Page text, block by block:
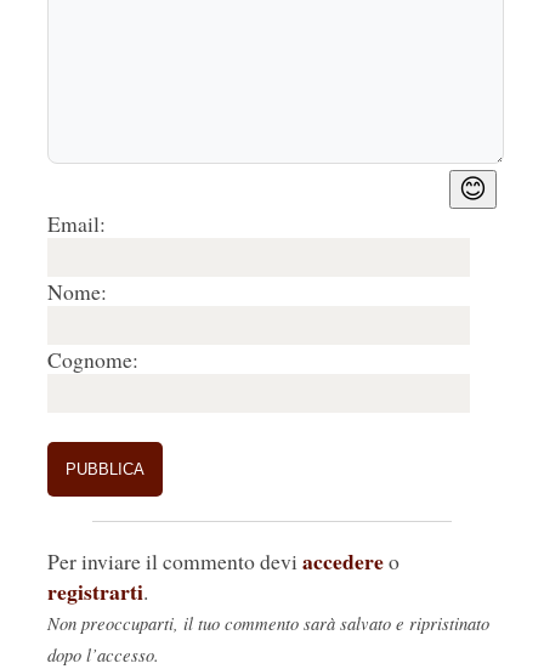
😊
Email:
Nome:
Cognome:
Per inviare il commento devi accedereo
registrarti.
Non preoccuparti, il tuo commento sarà salvato e ripristinato
dopo l’accesso.